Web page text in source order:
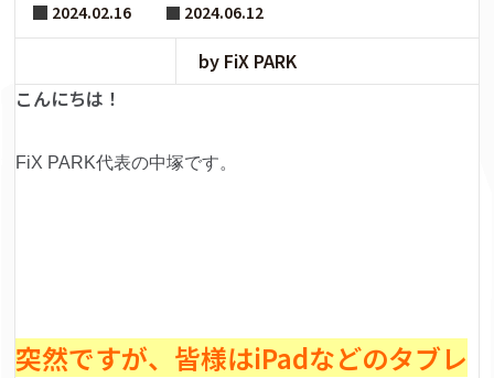
2024.02.16 2024.06.12
by FiX PARK
こんにちは！
FiX PARK代表の中塚です。
突然ですが、皆様はiPadなどのタブレ